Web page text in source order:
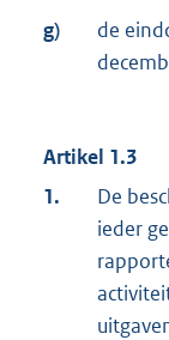
g)
de
Artikel 1.3
1.
De
ieder